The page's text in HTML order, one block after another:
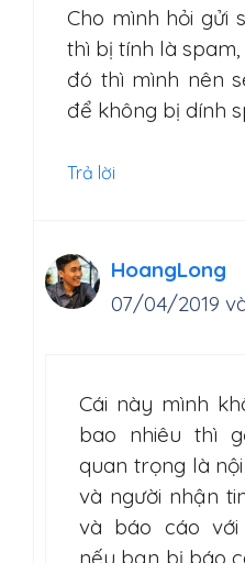
Cho mình hỏi gửi
thì bị tính là
đó thì mình nên
để không bị dính
Trả lời
HoangLong
07/04/2019
Cái này mình
bao nhiêu thì
quan trọng là
và người nhận
và báo cáo với
nếu bạn bị báo